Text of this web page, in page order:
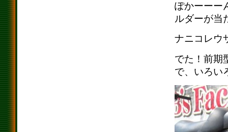
ぽかーーー
ルダーが当
ナニコレウ
でた！前期
で、いろい